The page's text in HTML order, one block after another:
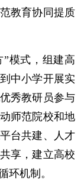
教育协同提质
”模式，组建高
中小学开展实
秀教研员参与
师范院校和地
台共建、人才
享，建立高校
环机制。